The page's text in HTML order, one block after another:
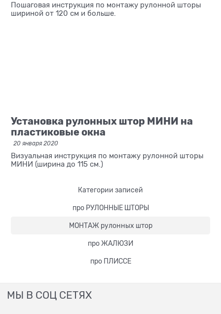
Пошаговая инструкция по монтажу рулонной шторы
шириной от 120 см и больше.
Установка рулонных штор МИНИ на
пластиковые окна
20 января 2020
Визуальная инструкция по монтажу рулонной шторы
МИНИ (ширина до 115 см.)
Категории записей
про РУЛОННЫЕ ШТОРЫ
МОНТАЖ рулонных штор
про ЖАЛЮЗИ
про ПЛИССЕ
МЫ В СОЦ СЕТЯХ